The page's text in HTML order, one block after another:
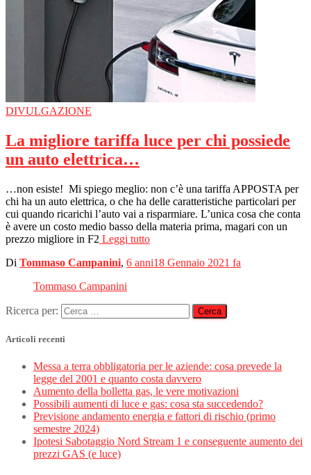
DIVULGAZIONE
La migliore tariffa luce per chi possiede
un auto elettrica…
…non esiste! Mi spiego meglio: non c’è una tariffa APPOSTA per
chi ha un auto elettrica, o che ha delle caratteristiche particolari per
cui quando ricarichi l’auto vai a risparmiare. L’unica cosa che conta
è avere un costo medio basso della materia prima, magari con un
prezzo migliore in F2 Leggi tutto
Di Tommaso Campanini, 6 anni18 Gennaio 2021 fa
Tommaso Campanini
Ricerca per:
Articoli recenti
Messa a terra obbligatoria per le aziende: cosa prevede la
legge del 2001 e quanto costa davvero
Aumento della bolletta gas, le vere motivazioni
Possibili aumenti di luce e gas: cosa sta succedendo?
Previsione andamento energia e fattori di rischio (primo
semestre 2024)
Ipotesi Sabotaggio Nord Stream 1 e conseguente aumento dei
prezzi GAS (e luce)